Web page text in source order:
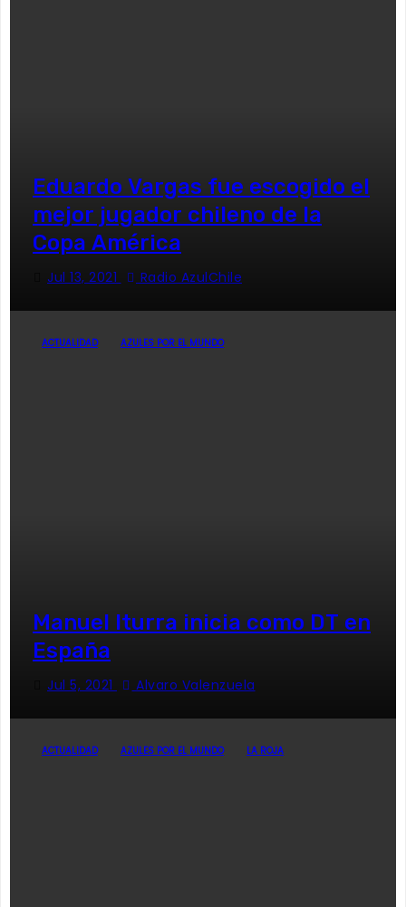
Eduardo Vargas fue escogido el
mejor jugador chileno de la
Copa América
Jul 13, 2021 Radio AzulChile
ACTUALIDAD AZULES POR EL MUNDO
Manuel Iturra inicia como DT en
España
Jul 5, 2021 Alvaro Valenzuela
ACTUALIDAD AZULES POR EL MUNDO LA ROJA